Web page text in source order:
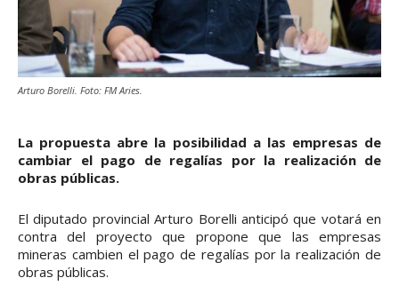
Arturo Borelli. Foto: FM Aries.
La propuesta abre la posibilidad a las empresas de
cambiar el pago de regalías por la realización de
obras públicas.
El diputado provincial Arturo Borelli anticipó que votará en
contra del proyecto que propone que las empresas
mineras cambien el pago de regalías por la realización de
obras públicas.